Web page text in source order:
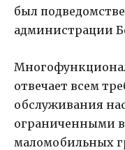
был
администрации
отвечает всем
обслуживания
ограниченными
маломобильных